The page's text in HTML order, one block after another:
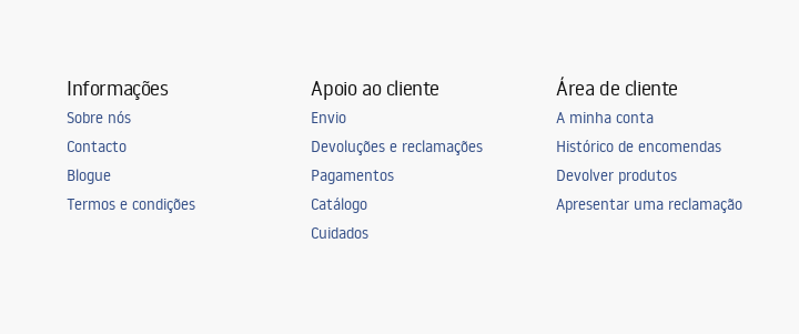
Informações
Sobre nós
Contacto
Blogue
Termos e condições
Apoio ao cliente
Envio
Devoluções e reclamações
Pagamentos
Catálogo
Cuidados
Área de cliente
A minha conta
Histórico de encomendas
Devolver produtos
Apresentar uma reclamação